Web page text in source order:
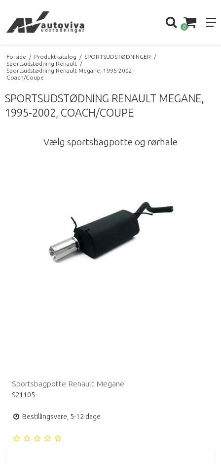
0
Forside / Produktkatalog / SPORTSUDSTØDNINGER
/
Sportsudstødning Renault /
Sportsudstødning Renault Megane, 1995-2002,
Coach/Coupe
SPORTSUDSTØDNING RENAULT MEGANE,
1995-2002, COACH/COUPE
Vælg sportsbagpotte og rørhale
Sportsbagpotte Renault Megane
S21105
Bestillingsvare, 5-12 dage